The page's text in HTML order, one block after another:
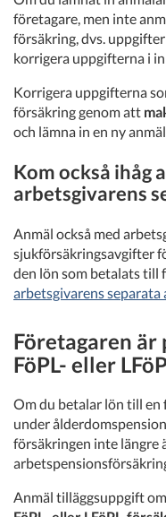
företagare, men inte
försäkring, dvs.
korrigera uppgifterna i
Korrigera uppgifterna
försäkring genom att
och lämna in en ny
Kom också ihåg
arbetsgivarens
Anmäl också med
sjukförsäkringsavgifter
den lön som betalats till
arbetsgivarens separata
Företagaren är
FöPL- eller
Om du betalar lön till
under
försäkringen inte längre
Anmäl tilläggsuppgift